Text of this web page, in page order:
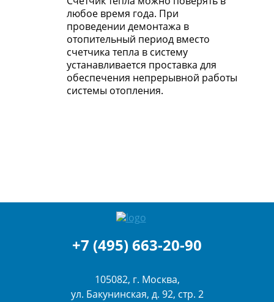
любое время года. При
проведении демонтажа в
отопительный период вместо
счетчика тепла в систему
устанавливается проставка для
обеспечения непрерывной работы
системы отопления.
+7 (495) 663-20-90
105082, г. Москва,
ул. Бакунинская, д. 92, стр. 2